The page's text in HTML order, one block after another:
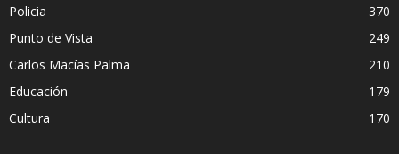
Policia
370
Punto de Vista
249
Carlos Macías Palma
210
Educación
179
Cultura
170